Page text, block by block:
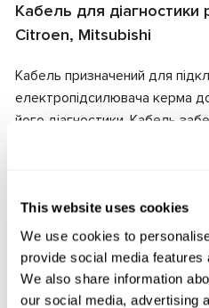
This website uses cookies
We use cookies to
provide social media
We also share information
our social media, advertising
Кабель для діагностики
Citroen, Mitsubishi
Кабель призначений для
електропідсилювача керма
його діагностики. Кабель
тестером і
швидке та надійне
Виробник: MSG Equipment